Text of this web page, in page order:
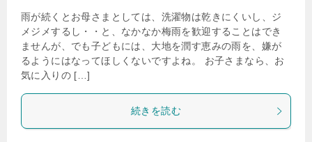
雨が続くとお母さまとしては、洗濯物は乾きにくいし、ジ
メジメするし・・と、なかなか梅雨を歓迎することはでき
ませんが、でも子どもには、大地を潤す恵みの雨を、嫌が
るようにはなってほしくないですよね。 お子さまなら、お
気に入りの […]
続きを読む